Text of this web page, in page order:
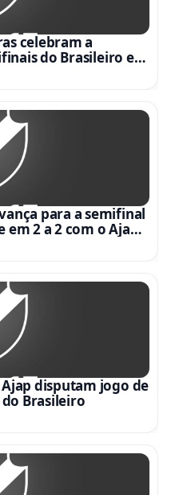
celebram a
do Brasileiro em
para a semifinal
2 a 2 com o Ajap
Ajap disputam jogo de
Brasileiro